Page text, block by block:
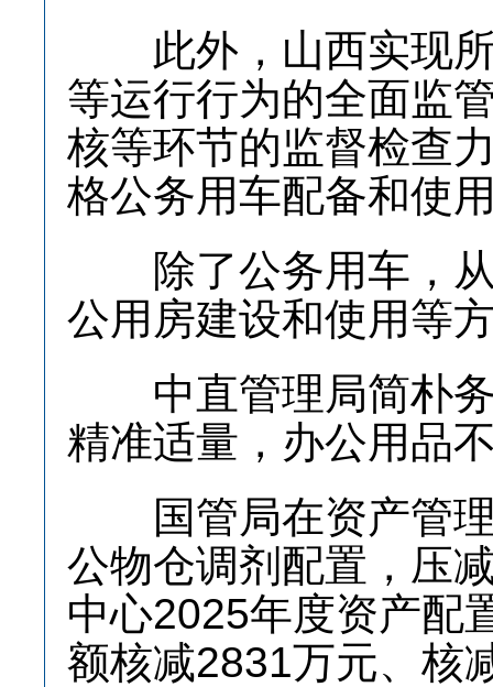
此外，山西实现所
等运行行为的全面监
核等环节的监督检查
格公务用车配备和使
除了公务用车，从
公用房建设和使用等
中直管理局简朴务
精准适量，办公用品
国管局在资产管理
公物仓调剂配置，压
中心2025年度资产配
额核减2831万元、核